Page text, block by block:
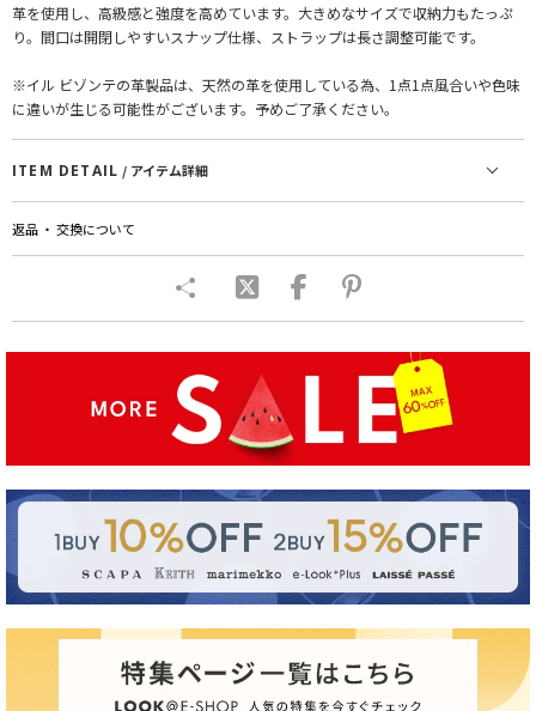
革を使用し、高級感と強度を高めています。大きめなサイズで収納力もたっぷ
り。間口は開閉しやすいスナップ仕様、ストラップは長さ調整可能です。
※イル ビゾンテの革製品は、天然の革を使用している為、1点1点風合いや色味
に違いが生じる可能性がございます。予めご了承ください。
ITEM DETAIL / アイテム詳細
返品 ・ 交換について